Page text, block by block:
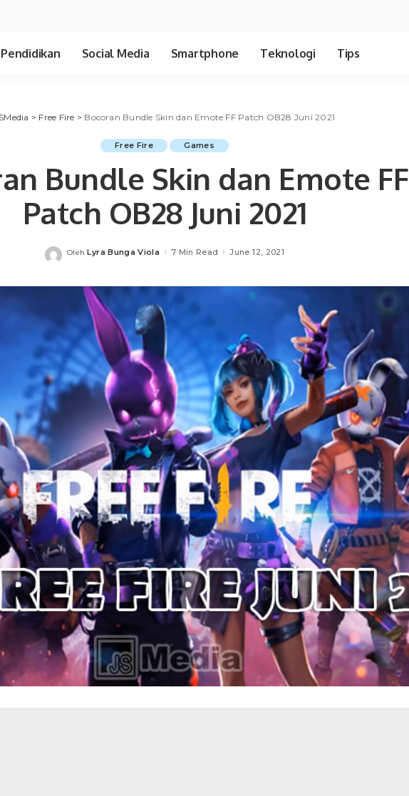
Pendidikan Social Media Smartphone Teknologi Tips
> Free Fire > Bocoran Bundle Skin dan Emote FF Patch OB28 Juni 2021
Free Fire Games
Bundle Skin dan Emote FF
Patch OB28 Juni 2021
Posted
Oleh Lyra Bunga Viola 7 Min Read June 12, 2021